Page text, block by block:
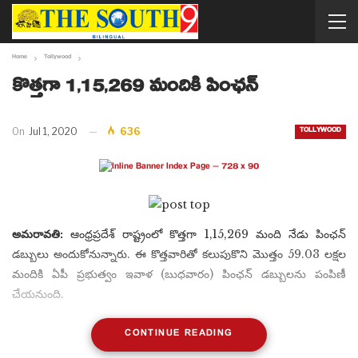
Home Tollywood
కొత్తగా 1,15,269 మందికి పింఛన్
TOLLYWOOD
On Jul 1, 2020 636
అమరావతి: ఆంధ్రప్రదేశ్ రాష్ట్రంలో కొత్తగా 1,15,269 మంది నేడు పింఛన్‌
డబ్బులు అందుకోనున్నారు. ఈ కొత్తవారితో కలుపుకొని మొత్తం 59.03 లక్షల
మందికి ఏపీ ప్రభుత్వం ఇవాళ (బుధవారం) పింఛన్‌ డబ్బులను పంపిణీ
చేయనుంది.
CONTINUE READING